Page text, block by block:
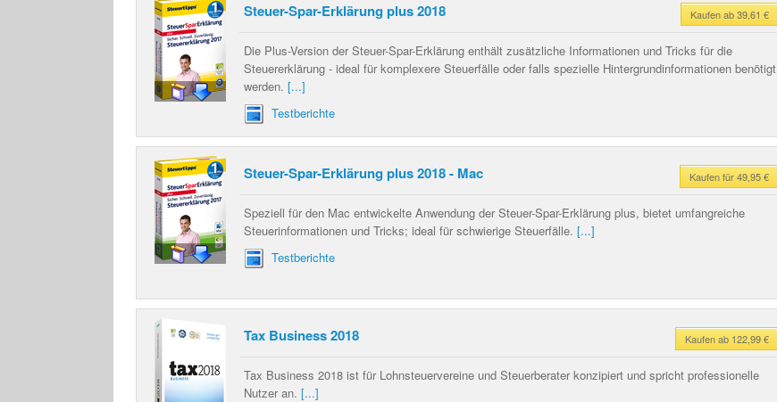
Kaufen ab 39,61 €
Steuer-Spar-Erklärung plus 2018
Die Plus-Version der Steuer-Spar-Erklärung enthält zusätzliche Informationen und Tricks für die
Steuererklärung - ideal für komplexere Steuerfälle oder falls spezielle Hintergrundinformationen benötigt
werden. [...]
Testberichte
Kaufen für 49,95 €
Steuer-Spar-Erklärung plus 2018 - Mac
Speziell für den Mac entwickelte Anwendung der Steuer-Spar-Erklärung plus, bietet umfangreiche
Steuerinformationen und Tricks; ideal für schwierige Steuerfälle. [...]
Testberichte
Kaufen ab 122,99 €
Tax Business 2018
Tax Business 2018 ist für Lohnsteuervereine und Steuerberater konzipiert und spricht professionelle
Nutzer an. [...]